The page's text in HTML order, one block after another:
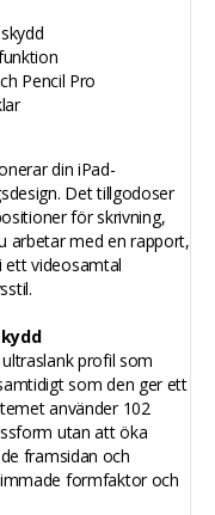
Pencil Pro
din iPad-
Det tillgodoser
för skrivning,
arbetar med en rapport,
ett videosamtal
profil som
som den ger ett
använder 102
utan att öka
framsidan och
formfaktor och